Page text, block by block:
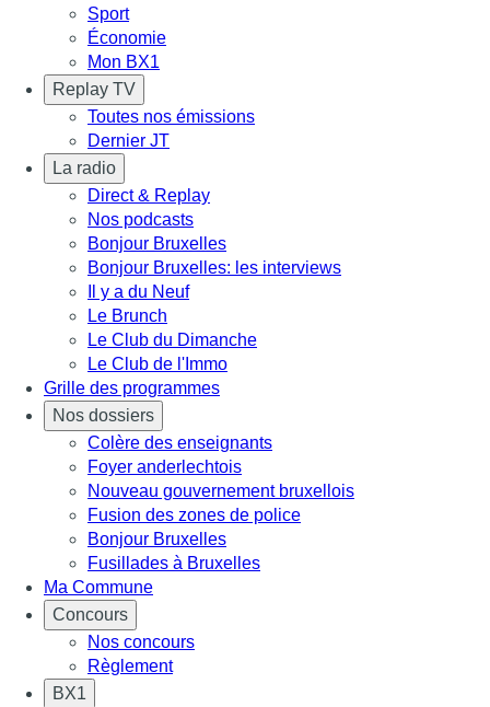
Sport
Économie
Mon BX1
Replay TV
Toutes nos émissions
Dernier JT
La radio
Direct & Replay
Nos podcasts
Bonjour Bruxelles
Bonjour Bruxelles: les interviews
Il y a du Neuf
Le Brunch
Le Club du Dimanche
Le Club de l'Immo
Grille des programmes
Nos dossiers
Colère des enseignants
Foyer anderlechtois
Nouveau gouvernement bruxellois
Fusion des zones de police
Bonjour Bruxelles
Fusillades à Bruxelles
Ma Commune
Concours
Nos concours
Règlement
BX1